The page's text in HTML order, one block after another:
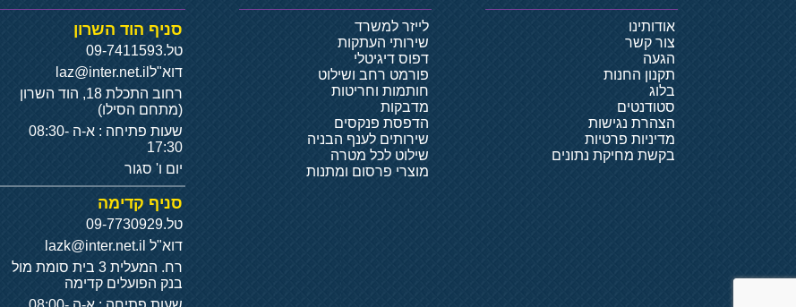
אודותינו
צור קשר
הגעה
תקנון החנות
בלוג
סטודנטים
הצהרת נגישות
מדיניות פרטיות
בקשת מחיקת נתונים
לייזר למשרד
שירותי העתקות
דפוס דיגיטלי
פורמט רחב ושילוט
חותמות וחריטות
מדבקות
הדפסת פנקסים
שירותים לענף הבניה
שילוט לכל מטרה
מוצרי פרסום ומתנות
סניף הוד השרון
טל.09-7411593
דוא"ל laz@inter.net.il
רחוב התכלת 18, הוד השרון
(מתחם הסילו)
שעות פתיחה : א-ה 08:30-
17:30
יום ו' סגור
סניף קדימה
טל.09-7730929
דוא"ל
רח. המעלית 3 בית סומת מול
בנק הפועלים קדימה